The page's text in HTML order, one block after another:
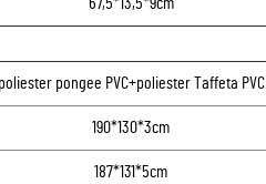
poliester pongee PVC+poliester Taffeta PVC
190*130*3cm
187*131*5cm